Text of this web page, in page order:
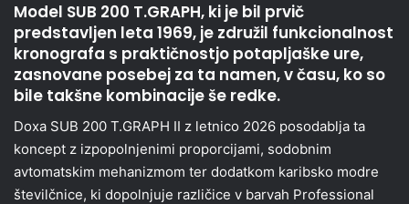
Model SUB 200 T.GRAPH, ki je bil prvič
predstavljen leta 1969, je združil funkcionalnost
kronografa s praktičnostjo potapljaške ure,
zasnovane posebej za ta namen, v času, ko so
bile takšne kombinacije še redke.
Doxa SUB 200 T.GRAPH II z letnico 2026 posodablja ta
koncept z izpopolnjenimi proporcijami, sodobnim
avtomatskim mehanizmom ter dodatkom karibsko modre
številčnice, ki dopolnjuje različice v barvah Professional